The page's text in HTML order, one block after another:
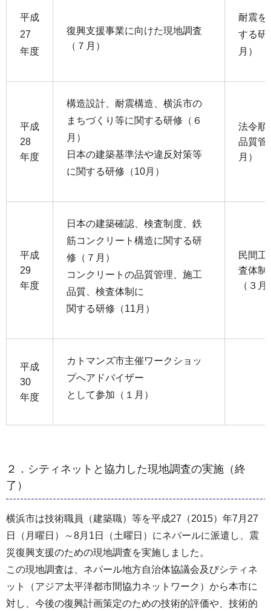
平成
27
年度
復興支援事業に向けた現地調査
（７月）
耐震を
する研
月）
平成
28
年度
構造設計、耐震構造、横浜市の
まちづくり等に関する研修（６
月）
日本の建築基準法や違反対策等
に関する研修（10月）
法令順
品質管
月）
平成
29
年度
日本の建築確認、検査制度、鉄
筋コンクリート構造に関する研
修（７月）
コンクリートの品質管理、施工
品質、検査体制に
関する研修（11月）
民間工
査体制
（３月
平成
30
年度
カトマンズ市主催ワークショッ
プへアドバイザー
として参加（１月）
２．シティネットと協力した現地調査の実施（終
了）
横浜市は技術職員（建築職）等を平成27（2015）年7月27
日（月曜日）～8月1日（土曜日）にネパールに派遣し、震
災復興支援のための現地調査を実施しました。
この現地調査は、ネパール地方自治体協議会及びシティネ
ット（アジア太平洋都市間協力ネットワーク）から本市に
対し、今後の復興計画策定のための技術的評価や、技術的